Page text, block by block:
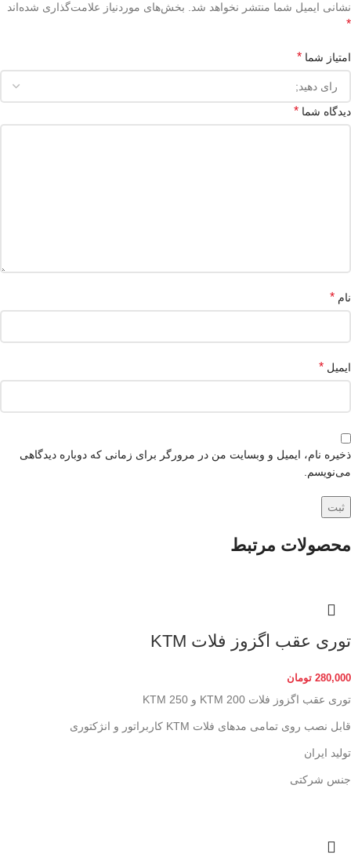
نشانی ایمیل شما منتشر نخواهد شد. بخش‌های موردنیاز علامت‌گذاری شده‌اند
*
امتیاز شما *
دیدگاه شما *
نام *
ایمیل *
ذخیره نام، ایمیل و وبسایت من در مرورگر برای زمانی که دوباره دیدگاهی
می‌نویسم.
محصولات مرتبط
توری عقب اگزوز فلات KTM
280,000 تومان
توری عقب اگزوز فلات KTM 200 و 250 KTM
قابل نصب روی تمامی مدهای فلات KTM کاربراتور و انژکتوری
تولید ایران
جنس شرکتی